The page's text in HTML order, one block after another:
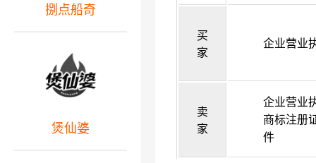
买
家
企业营业
卖
家
企业营业
商标注册
件
捌点船奇
煲仙婆